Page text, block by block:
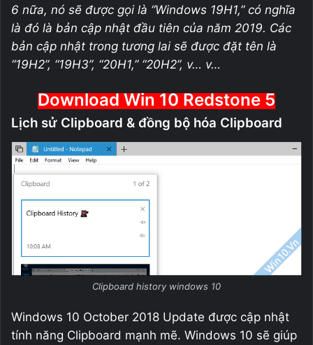
6 nữa, nó sẽ được gọi là “Windows 19H1,” có nghĩa
là đó là bản cập nhật đầu tiên của năm 2019. Các
bản cập nhật trong tương lai sẽ được đặt tên là
“19H2”, “19H3”, “20H1,” “20H2”, v… v…
Download Win 10 Redstone 5
Lịch sử Clipboard & đồng bộ hóa Clipboard
Clipboard history windows 10
Windows 10 October 2018 Update được cập nhật
tính năng Clipboard mạnh mẽ. Windows 10 sẽ giúp